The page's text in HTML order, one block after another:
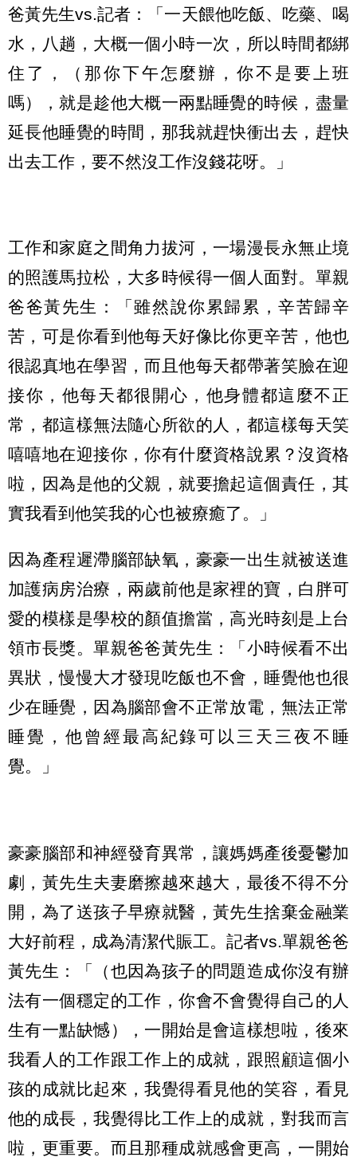
爸黃先生vs.記者：「一天餵他吃飯、吃藥、喝
水，八趟，大概一個小時一次，所以時間都綁
住了，（那你下午怎麼辦，你不是要上班
嗎），就是趁他大概一兩點睡覺的時候，盡量
延長他睡覺的時間，那我就趕快衝出去，趕快
出去工作，要不然沒工作沒錢花呀。」
工作和家庭之間角力拔河，一場漫長永無止境
的照護馬拉松，大多時候得一個人面對。單親
爸爸黃先生：「雖然說你累歸累，辛苦歸辛
苦，可是你看到他每天好像比你更辛苦，他也
很認真地在學習，而且他每天都帶著笑臉在迎
接你，他每天都很開心，他身體都這麼不正
常，都這樣無法隨心所欲的人，都這樣每天笑
嘻嘻地在迎接你，你有什麼資格說累？沒資格
啦，因為是他的父親，就要擔起這個責任，其
實我看到他笑我的心也被療癒了。」
因為產程遲滯腦部缺氧，豪豪一出生就被送進
加護病房治療，兩歲前他是家裡的寶，白胖可
愛的模樣是學校的顏值擔當，高光時刻是上台
領市長獎。單親爸爸黃先生：「小時候看不出
異狀，慢慢大才發現吃飯也不會，睡覺他也很
少在睡覺，因為腦部會不正常放電，無法正常
睡覺，他曾經最高紀錄可以三天三夜不睡
覺。」
豪豪腦部和神經發育異常，讓媽媽產後憂鬱加
劇，黃先生夫妻磨擦越來越大，最後不得不分
開，為了送孩子早療就醫，黃先生捨棄金融業
大好前程，成為清潔代賑工。記者vs.單親爸爸
黃先生：「（也因為孩子的問題造成你沒有辦
法有一個穩定的工作，你會不會覺得自己的人
生有一點缺憾），一開始是會這樣想啦，後來
我看人的工作跟工作上的成就，跟照顧這個小
孩的成就比起來，我覺得看見他的笑容，看見
他的成長，我覺得比工作上的成就，對我而言
啦，更重要。而且那種成就感會更高，一開始